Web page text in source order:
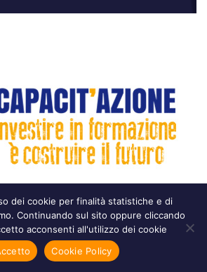
dei cookie per finalità statistiche e di
Continuando sul sito oppure cliccando
acconsenti all'utilizzo dei cookie
Cookie Policy